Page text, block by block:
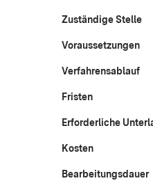
Zuständige Stelle
Voraussetzungen
Verfahrensablauf
Fristen
Erforderliche
Kosten
Bearbeitungsdauer